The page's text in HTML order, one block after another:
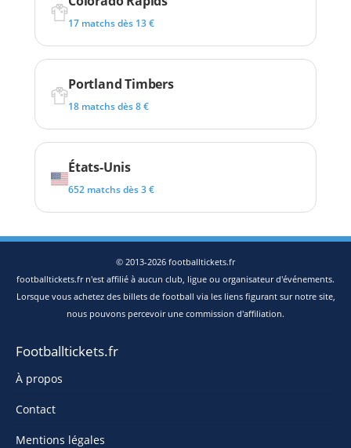
17 matchs dès 13 €
Portland Timbers
18 matchs dès 8 €
États-Unis
652 matchs dès 3 €
© 2013-2026 footballtickets.fr
footballtickets.fr n'est affilié à aucun club, ligue ou organisateur d'événements.
Lorsque vous achetez des billets de football via les liens figurant sur notre site,
nous pouvons percevoir une commission d'affiliation.
Footballtickets.fr
À propos
Contact
Mentions légales